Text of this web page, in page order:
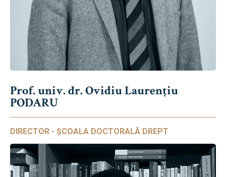
Prof. univ. dr. Ovidiu Laurențiu
PODARU
DIRECTOR - ȘCOALA DOCTORALĂ DREPT